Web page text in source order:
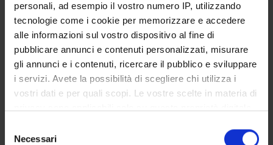
personali, ad esempio il vostro numero IP, utilizzando
tecnologie come i cookie per memorizzare e accedere
alle informazioni sul vostro dispositivo al fine di
pubblicare annunci e contenuti personalizzati, misurare
gli annunci e i contenuti, ricercare il pubblico e sviluppare
i servizi. Avete la possibilità di scegliere chi utilizza i
vostri dati e per quali scopi. Le vostre scelte in materia di
modificare o revocare il proprio consenso in qualsiasi
Necessari
Prerequisites: 6 cfu in Greek History
Reference texts
AUTHOR TITLE
PUBLISHING
HOUSE
YEAR ISBN